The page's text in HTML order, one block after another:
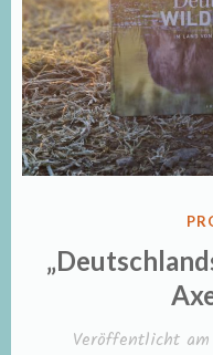
Veröffentlicht am